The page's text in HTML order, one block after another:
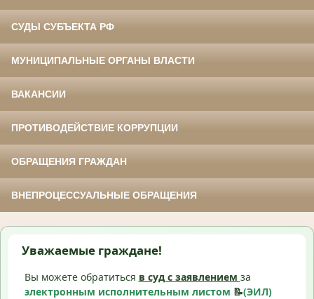
СУДЫ СУБЪЕКТА РФ
МУНИЦИПАЛЬНЫЕ ОРГАНЫ ВЛАСТИ
ВАКАНСИИ
ПРОТИВОДЕЙСТВИЕ КОРРУПЦИИ
ОБРАЩЕНИЯ ГРАЖДАН
ВНЕПРОЦЕССУАЛЬНЫЕ ОБРАЩЕНИЯ
Уважаемые граждане!
Вы можете обратиться в суд с заявлением за
электронным исполнительным листом 📝(ЭИЛ)